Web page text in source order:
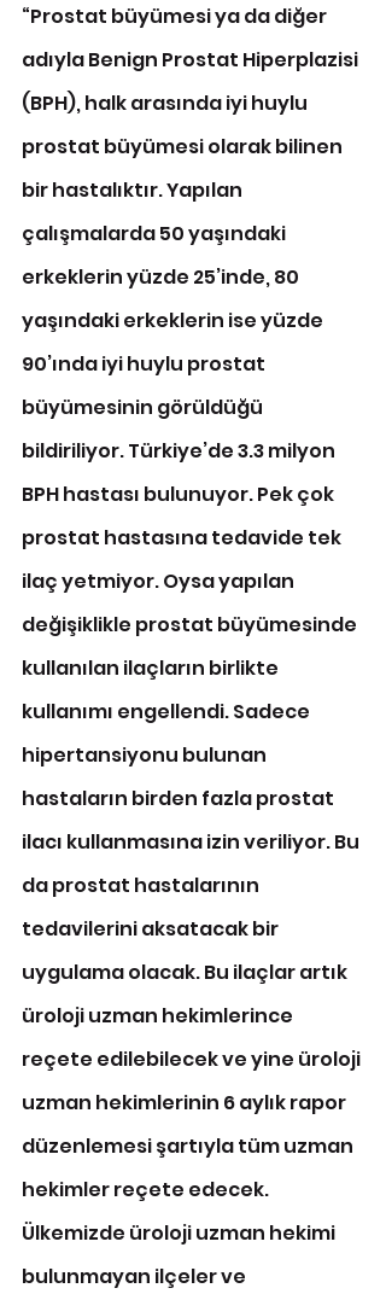
“Prostat büyümesi ya da diğer
adıyla Benign Prostat Hiperplazisi
(BPH), halk arasında iyi huylu
prostat büyümesi olarak bilinen
bir hastalıktır. Yapılan
çalışmalarda 50 yaşındaki
erkeklerin yüzde 25’inde, 80
yaşındaki erkeklerin ise yüzde
90’ında iyi huylu prostat
büyümesinin görüldüğü
bildiriliyor. Türkiye’de 3.3 milyon
BPH hastası bulunuyor. Pek çok
prostat hastasına tedavide tek
ilaç yetmiyor. Oysa yapılan
değişiklikle prostat büyümesinde
kullanılan ilaçların birlikte
kullanımı engellendi. Sadece
hipertansiyonu bulunan
hastaların birden fazla prostat
ilacı kullanmasına izin veriliyor. Bu
da prostat hastalarının
tedavilerini aksatacak bir
uygulama olacak. Bu ilaçlar artık
üroloji uzman hekimlerince
reçete edilebilecek ve yine üroloji
uzman hekimlerinin 6 aylık rapor
düzenlemesi şartıyla tüm uzman
hekimler reçete edecek.
Ülkemizde üroloji uzman hekimi
bulunmayan ilçeler ve